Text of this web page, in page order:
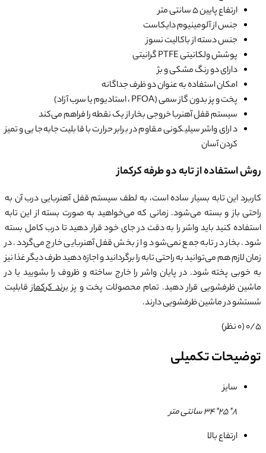
ارتفاع پایین 5 سانتی متر
جنس از آلومینیوم دایکاست
جنس دسته از باکالیت نسوز
پوشش ولکانیتی PTFE گرانیتی
دارای دو رنگ مشکی و بژ
امکان استفاده به عنوان دو ظرف جداگانه
پخت و پز بدون گاز سمی (PFOA ، استادیوم یا سرب آزاد)
سیستم قفل آهنربا خروجی بخار از یک نقطه را فراهم می‌کند
دارای واشر سیلیکونی مقاوم در برابر حرارت با قابلیت جا‌به‌جایی و تمیز
کردن آسان
روش استفاده از تابه دو طرفه کرکماز
کاربرد این تابه بسیار ساده است، به لطف سیستم قفل آهنربایی درب آن به
راحتی باز و بسته می‌شود. زمانی که می‌خواهید به صورت بسته از این تابه
استفاده کنید باید واشر را به دقت در جای خود قرار دهید تا درب کامل بسته
شود. بخار در تابه جمع نمی‌شود و از بخش قفل آهنربایی خارج می‌گردد. در
زمان لازم هم می‌توانید به راحتی تابه را برگردانید و اجازه دهید طرف دیگر غذا نیز
به خوبی پخته شود. در پایان واشر را خارج ساخته و ظروف را بشویید یا در
ماشین ظرفشویی قرار دهید. تمام محصولات پخت و پزبرند کرکمازقابلیت
شستشو در ماشین ظرفشویی دارند.
0/5(0 نظر)
توضیحات تکمیلی
سایز
8*25*34 سانتی متر
ارتفاع بالا